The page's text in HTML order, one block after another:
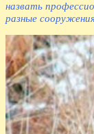
назвать
разные